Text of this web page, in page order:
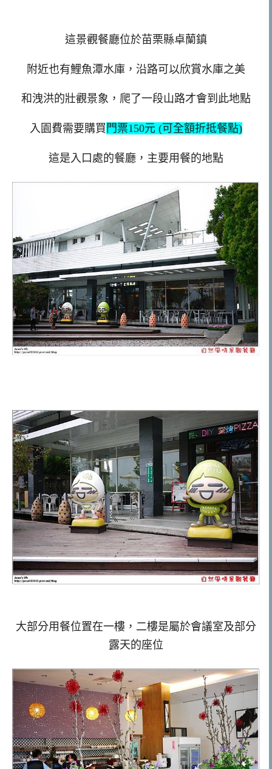
這景觀餐廳位於苗栗縣卓蘭鎮
附近也有鯉魚潭水庫，沿路可以欣賞水庫之美
和洩洪的壯觀景象，爬了一段山路才會到此地點
入園費需要購買 門票150元 (可全額折抵餐點)
這是入口處的餐廳，主要用餐的地點
大部分用餐位置在一樓，二樓是屬於會議室及部分
露天的座位